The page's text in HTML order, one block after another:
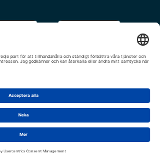
Cookie-inställningar